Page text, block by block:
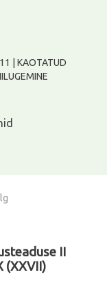
| KAOTATUD
II
(XXVII)